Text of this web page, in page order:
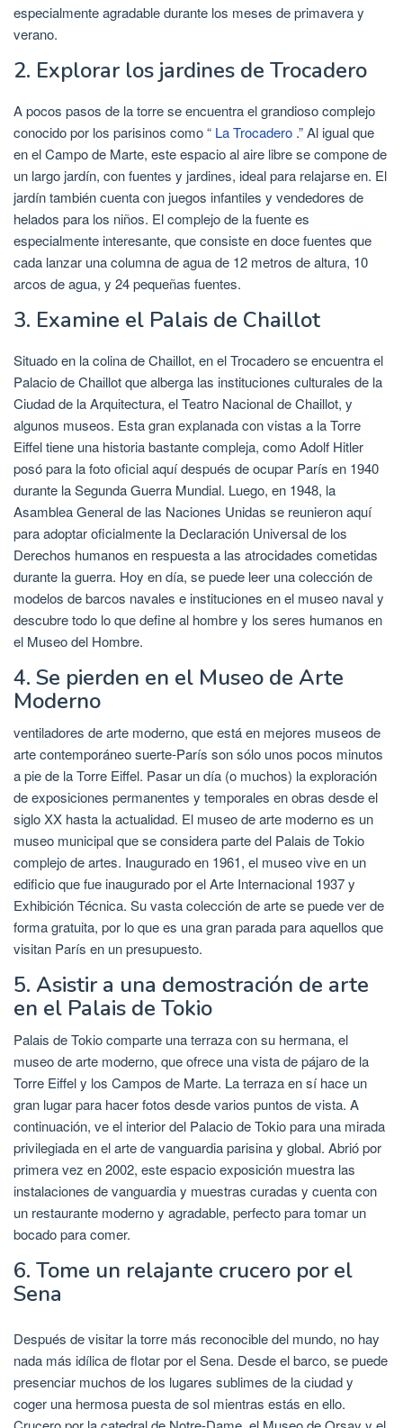
especialmente agradable durante los meses de primavera y
verano.
2. Explorar los jardines de Trocadero
A pocos pasos de la torre se encuentra el grandioso complejo
conocido por los parisinos como “ La Trocadero .” Al igual que
en el Campo de Marte, este espacio al aire libre se compone de
un largo jardín, con fuentes y jardines, ideal para relajarse en. El
jardín también cuenta con juegos infantiles y vendedores de
helados para los niños. El complejo de la fuente es
especialmente interesante, que consiste en doce fuentes que
cada lanzar una columna de agua de 12 metros de altura, 10
arcos de agua, y 24 pequeñas fuentes.
3. Examine el Palais de Chaillot
Situado en la colina de Chaillot, en el Trocadero se encuentra el
Palacio de Chaillot que alberga las instituciones culturales de la
Ciudad de la Arquitectura, el Teatro Nacional de Chaillot, y
algunos museos. Esta gran explanada con vistas a la Torre
Eiffel tiene una historia bastante compleja, como Adolf Hitler
posó para la foto oficial aquí después de ocupar París en 1940
durante la Segunda Guerra Mundial. Luego, en 1948, la
Asamblea General de las Naciones Unidas se reunieron aquí
para adoptar oficialmente la Declaración Universal de los
Derechos humanos en respuesta a las atrocidades cometidas
durante la guerra. Hoy en día, se puede leer una colección de
modelos de barcos navales e instituciones en el museo naval y
descubre todo lo que define al hombre y los seres humanos en
el Museo del Hombre.
4. Se pierden en el Museo de Arte
Moderno
ventiladores de arte moderno, que está en mejores museos de
arte contemporáneo suerte-París son sólo unos pocos minutos
a pie de la Torre Eiffel. Pasar un día (o muchos) la exploración
de exposiciones permanentes y temporales en obras desde el
siglo XX hasta la actualidad. El museo de arte moderno es un
museo municipal que se considera parte del Palais de Tokio
complejo de artes. Inaugurado en 1961, el museo vive en un
edificio que fue inaugurado por el Arte Internacional 1937 y
Exhibición Técnica. Su vasta colección de arte se puede ver de
forma gratuita, por lo que es una gran parada para aquellos que
visitan París en un presupuesto.
5. Asistir a una demostración de arte
en el Palais de Tokio
Palais de Tokio comparte una terraza con su hermana, el
museo de arte moderno, que ofrece una vista de pájaro de la
Torre Eiffel y los Campos de Marte. La terraza en sí hace un
gran lugar para hacer fotos desde varios puntos de vista. A
continuación, ve el interior del Palacio de Tokio para una mirada
privilegiada en el arte de vanguardia parisina y global. Abrió por
primera vez en 2002, este espacio exposición muestra las
instalaciones de vanguardia y muestras curadas y cuenta con
un restaurante moderno y agradable, perfecto para tomar un
bocado para comer.
6. Tome un relajante crucero por el
Sena
Después de visitar la torre más reconocible del mundo, no hay
nada más idílica de flotar por el Sena. Desde el barco, se puede
presenciar muchos de los lugares sublimes de la ciudad y
coger una hermosa puesta de sol mientras estás en ello.